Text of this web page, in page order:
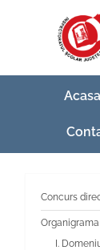
Acasa
Concurs
Organigrama
I.